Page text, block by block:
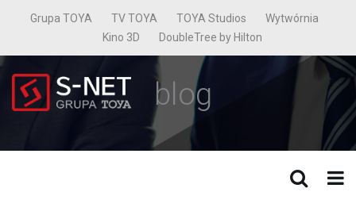
Grupa TOYA TV TOYA TOYA Studios
Wytwórnia
Kino 3D
DoubleTree by Hilton
blog